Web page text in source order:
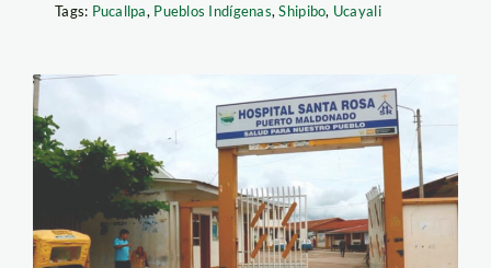
Tags: Pucallpa, Pueblos Indígenas,Shipibo, Ucayali
hospital-santa-rosa—
puerto-maldonado—
andina